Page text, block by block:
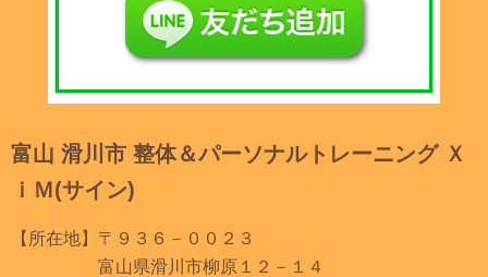
富山 滑川市 整体＆パーソナルトレーニング Ｘ
ｉＭ(サイン)
【所在地】〒９３６－００２３
富山県滑川市柳原１２－１４